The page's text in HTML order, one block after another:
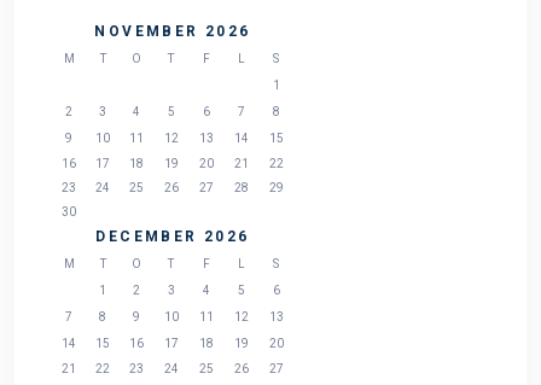
NOVEMBER 2026
M O F L
S
1
2
3 4 5 6 7
8
9
10 11 12 13 14
15
16
17 18 19 20 21
22
23
24 25 26 27 28
29
30
DECEMBER 2026
M O F L
S
1
2 3 4 5
6
7
8 9 10 11 12
13
14
15 16 17 18 19
20
21
22 23 24 25 26
27